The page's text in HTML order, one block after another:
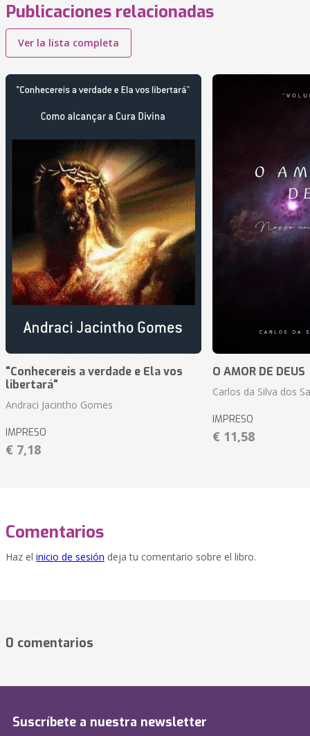
Publicaciones relacionadas
Ver la lista completa
"Conhecereis a verdade e Ela vos
libertará"
Andraci Jacintho Gomes
IMPRESO
€ 7,18
O AMOR DE DEUS
Carlos da Silva dos
IMPRESO
€ 11,58
Comentarios
Haz el inicio de sesión deja tu comentario sobre el libro.
0 comentarios
Suscríbete a nuestra newsletter